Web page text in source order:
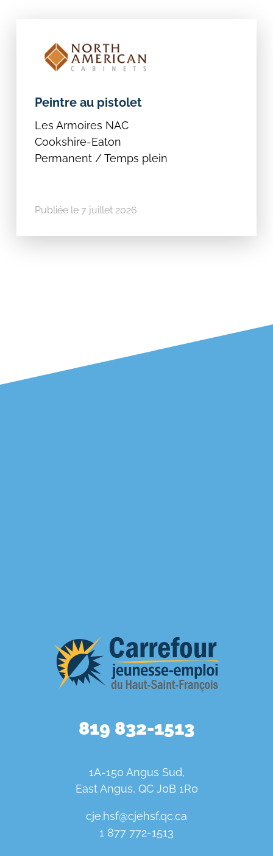
Peintre au pistolet
Les Armoires NAC
Cookshire-Eaton
Permanent / Temps plein
Publiée le 7 juillet 2026
819 832-1513
1A-150 Angus Sud,
East Angus, QC J0B 1R0
cje.hsf@cjehsf.qc.ca
1 877 772-1513